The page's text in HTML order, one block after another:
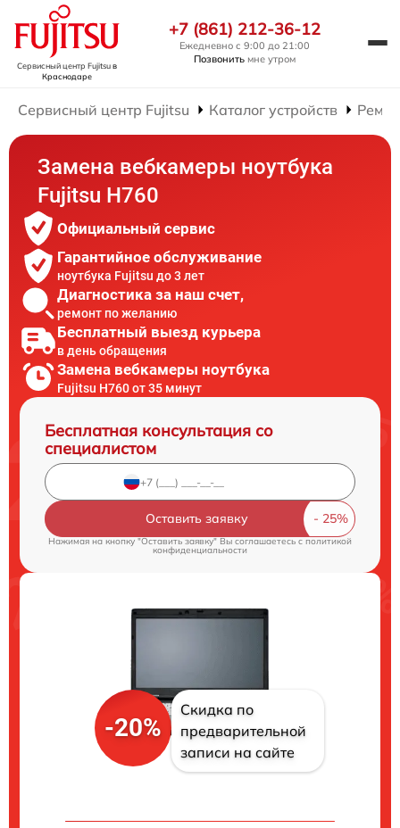
Сервисный центр Fujitsuв
Краснодаре
+7 (861) 212-36-12
Ежедневно с 9:00 до 21:00
Позвонить мне утром
Сервисный центр Fujitsu Каталог устройств
Замена вебкамеры ноутбука
Fujitsu H760
Официальный сервис
Гарантийное обслуживание
ноутбука Fujitsu до 3 лет
Диагностика за наш счет,
ремонт по желанию
Бесплатный выезд курьера
в день обращения
Замена вебкамеры ноутбука
Fujitsu H760 от 35 минут
Бесплатная консультация со
специалистом
Оставить заявку
Нажимая на кнопку "Оставить заявку" Вы соглашаетесь cполитикой
конфиденциальности
-20%
Скидка по
предварительной
записи на сайте